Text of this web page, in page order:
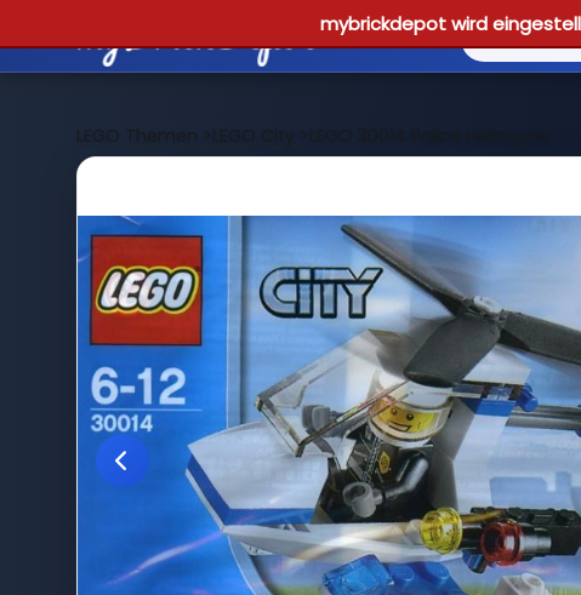
mybrickdepot wird
LEGO Themen >LEGO City >LEGO 30014 Police Helicopter